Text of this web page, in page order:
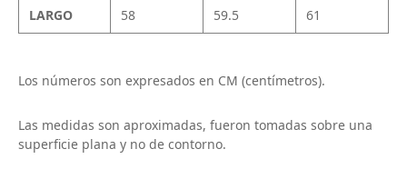
LARGO
58 59.5 61
Los números son expresados en CM (centímetros).
Las medidas son aproximadas, fueron tomadas sobre una
superficie plana y no de contorno.